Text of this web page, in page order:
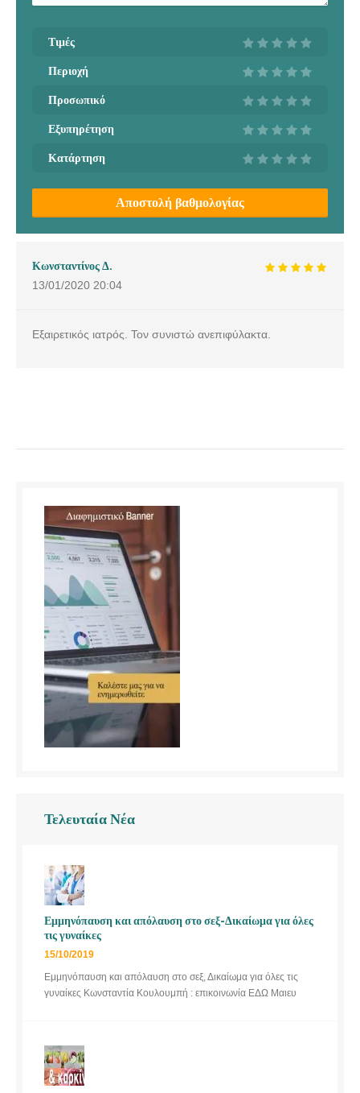
Τιμές
Περιοχή
Προσωπικό
Εξυπηρέτηση
Κατάρτηση
Αποστολή βαθμολογίας
Κωνσταντίνος Δ.
13/01/2020 20:04
Εξαιρετικός ιατρός. Τον συνιστώ ανεπιφύλακτα.
Τελευταία Νέα
Εμμηνόπαυση και απόλαυση στο σεξ-Δικαίωμα για όλες
τις γυναίκες
15/10/2019
Εμμηνόπαυση και απόλαυση στο σεξ, Δικαίωμα για όλες τις
γυναίκες Κωνσταντία Κουλουμπή : επικοινωνία ΕΔΩ Μαιευ